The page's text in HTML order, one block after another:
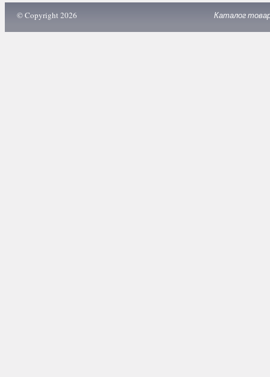
© Copyright 2026 Каталог